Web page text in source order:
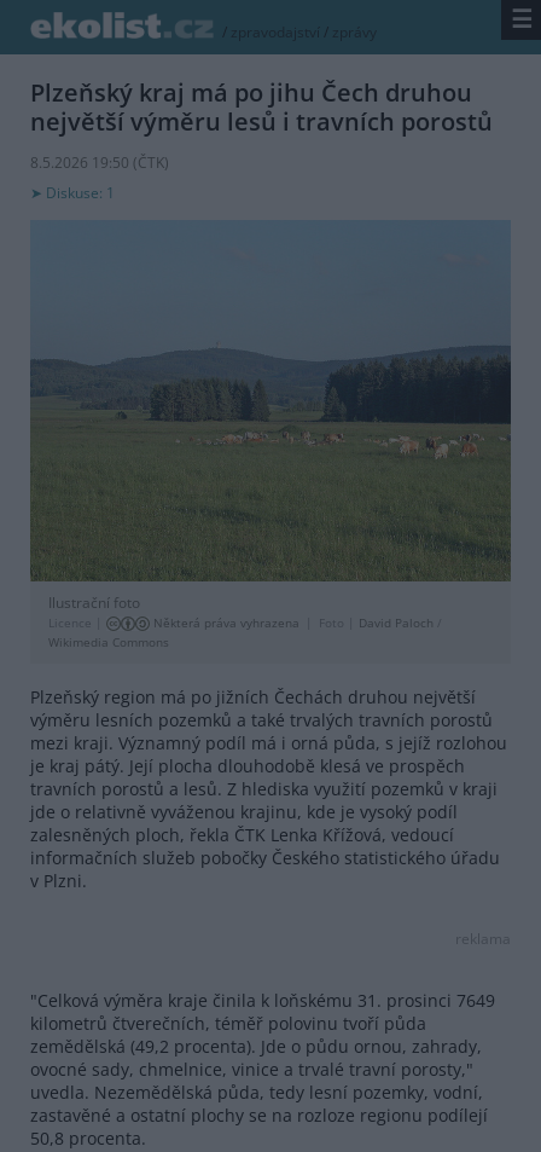
/ zpravodajství / zprávy ☰
Plzeňský kraj má po jihu Čech druhou
největší výměru lesů i travních porostů
8.5.2026 19:50 (ČTK)
Diskuse: 1
Ilustrační foto
Licence | Některá práva vyhrazena Foto | David Paloch
Wikimedia Commons
Plzeňský region má po jižních Čechách druhou největší
výměru lesních pozemků a také trvalých travních porostů
mezi kraji. Významný podíl má i orná půda, s jejíž rozlohou
je kraj pátý. Její plocha dlouhodobě klesá ve prospěch
travních porostů a lesů. Z hlediska využití pozemků v kraji
jde o relativně vyváženou krajinu, kde je vysoký podíl
zalesněných ploch, řekla ČTK Lenka Křížová, vedoucí
informačních služeb pobočky Českého statistického úřadu
v Plzni.
reklama
"Celková výměra kraje činila k loňskému 31. prosinci 7649
kilometrů čtverečních, téměř polovinu tvoří půda
zemědělská (49,2 procenta). Jde o půdu ornou, zahrady,
ovocné sady, chmelnice, vinice a trvalé travní porosty,"
uvedla. Nezemědělská půda, tedy lesní pozemky, vodní,
zastavěné a ostatní plochy se na rozloze regionu podílejí
50,8 procenta.